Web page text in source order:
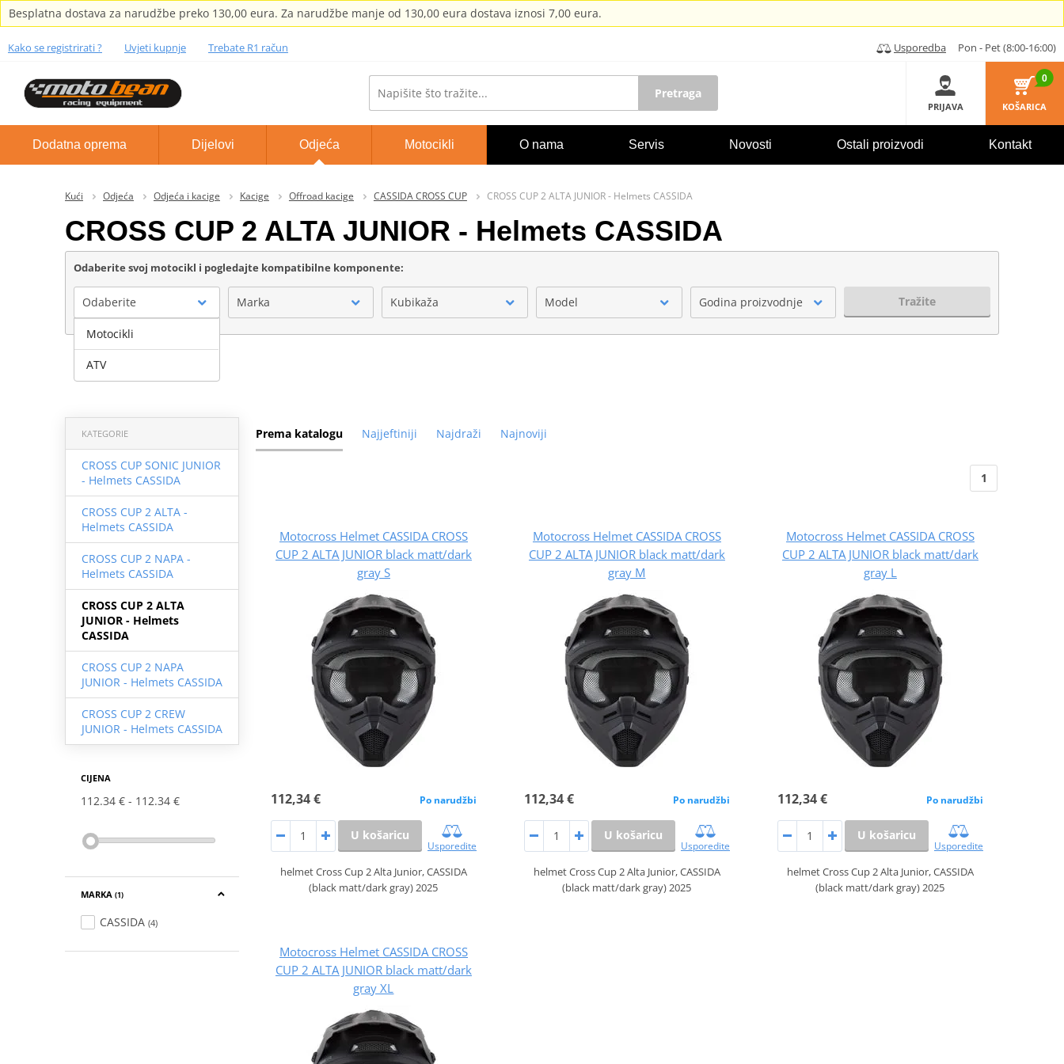
Besplatna dostava za narudžbe preko 130,00 eura. Za narudžbe manje od 130,00 eura dostava iznosi 7,00 eura.
Kako se registrirati ? Uvjeti kupnje Trebate R1 račun Usporedba Pon - Pet (8:00-16:00)
Pretraga
PRIJAVA
0
KOŠARICA
Dodatna oprema Dijelovi Odjeća Motocikli O nama Servis Novosti Ostali proizvodi Kontakt
Kući Odjeća Odjeća i kacige Kacige Offroad kacige CASSIDA CROSS CUP CROSS CUP 2 ALTA JUNIOR - Helmets CASSIDA
CROSS CUP 2 ALTA JUNIOR - Helmets CASSIDA
Odaberite svoj motocikl i pogledajte kompatibilne komponente:
Odaberite Marka Kubikaža Model Godina proizvodnje Tražite
Prema katalogu Najjeftiniji Najdraži Najnoviji
KATEGORIE
CROSS CUP SONIC JUNIOR
- Helmets CASSIDA
CROSS CUP 2 ALTA -
Helmets CASSIDA
CROSS CUP 2 NAPA -
Helmets CASSIDA
CROSS CUP 2 ALTA
JUNIOR - Helmets
CASSIDA
CROSS CUP 2 NAPA
JUNIOR - Helmets CASSIDA
CROSS CUP 2 CREW
JUNIOR - Helmets CASSIDA
CIJENA
112.34 € 112.34 €
MARKA (1)
CASSIDA (4)
1
Motocross Helmet CASSIDA CROSS
CUP 2 ALTA JUNIOR black matt/dark
gray S
112,34 € Po narudžbi
U košaricu
Usporedite
helmet Cross Cup 2 Alta Junior, CASSIDA
(black matt/dark gray) 2025
Motocross Helmet CASSIDA CROSS
CUP 2 ALTA JUNIOR black matt/dark
gray M
112,34 € Po narudžbi
U košaricu
Usporedite
helmet Cross Cup 2 Alta Junior, CASSIDA
(black matt/dark gray) 2025
Motocross Helmet CASSIDA CROSS
CUP 2 ALTA JUNIOR black matt/dark
gray L
112,34 € Po narudžbi
U košaricu
Usporedite
helmet Cross Cup 2 Alta Junior, CASSIDA
(black matt/dark gray) 2025
Motocross Helmet CASSIDA CROSS
CUP 2 ALTA JUNIOR black matt/dark
gray XL
Motocikli
ATV